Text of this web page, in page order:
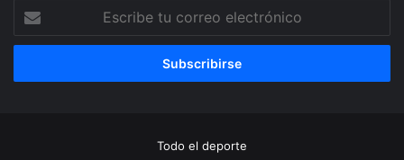
Escribe
tu
correo
Todo el deporte